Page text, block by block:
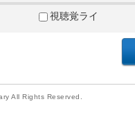
視聴覚ライ
All Rights Reserved.